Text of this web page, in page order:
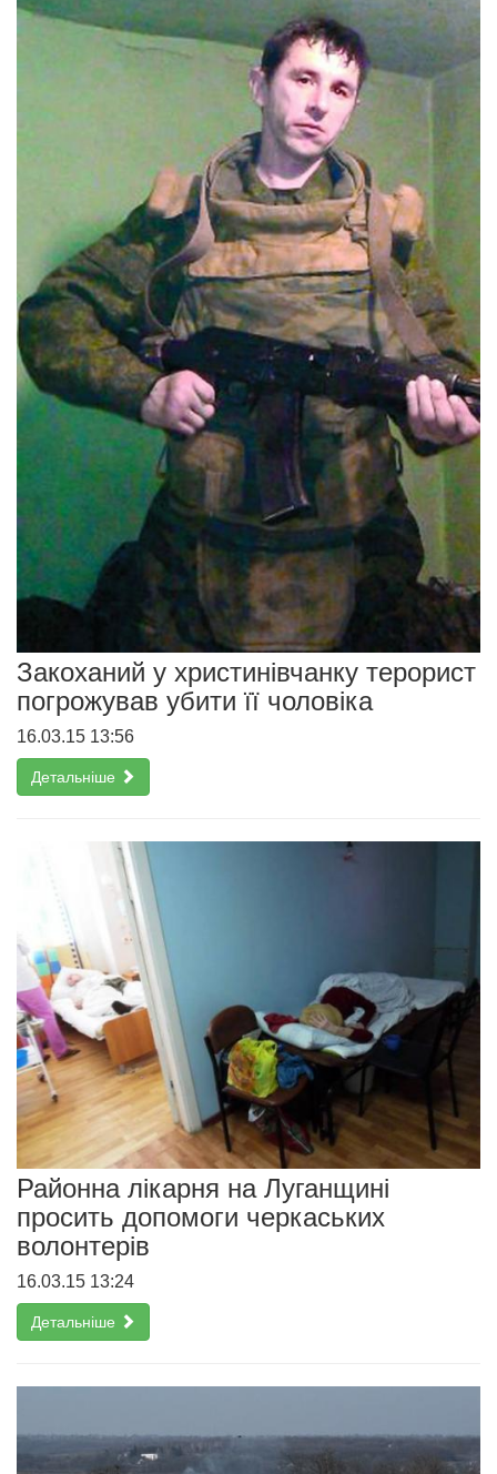
Закоханий у христинівчанку терорист
погрожував убити її чоловіка
16.03.15 13:56
Детальніше
Районна лікарня на Луганщині
просить допомоги черкаських
волонтерів
16.03.15 13:24
Детальніше